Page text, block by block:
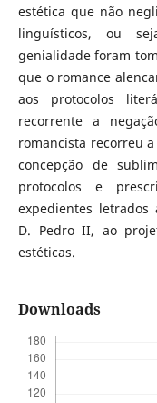
estética que não
linguísticos, ou
genialidade foram
que o romance
aos protocolos
recorrente a
romancista recorreu
concepção de
protocolos e
expedientes
D. Pedro II, ao
estéticas.
Downloads